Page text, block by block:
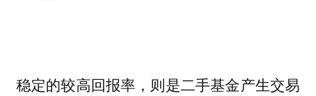
稳定的较高回报率，则是二手基金产生交易